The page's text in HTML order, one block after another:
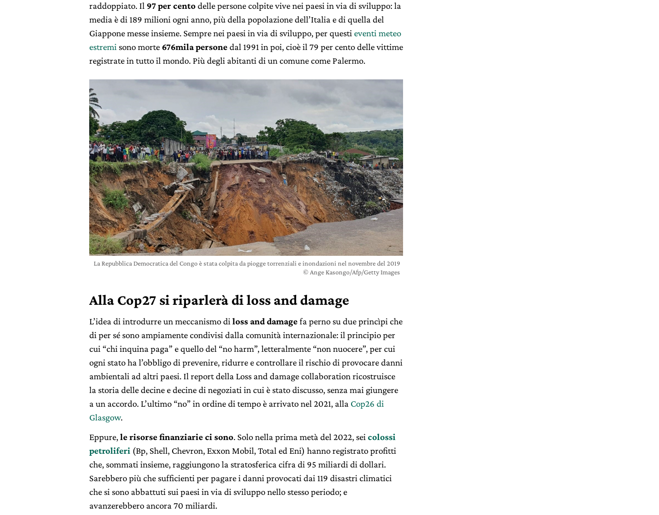
raddoppiato. Il 97 per centodelle persone colpite vive nei paesi in via di sviluppo: la
media è di 189 milioni ogni anno, più della popolazione dell’Italia e di quella del
Giappone messe insieme. Sempre nei paesi in via di sviluppo, per questi eventi meteo
estremi sono morte 676mila personedal 1991 in poi, cioè il 79 per cento delle vittime
registrate in tutto il mondo. Più degli abitanti di un comune come Palermo.
La Repubblica Democratica del Congo è stata colpita da piogge torrenziali e inondazioni nel novembre del 2019
© Ange Kasongo/Afp/Getty Images
Alla Cop27 si riparlerà di loss and damage
L’idea di introdurre un meccanismo di loss and damagefa perno su due princìpi che
di per sé sono ampiamente condivisi dalla comunità internazionale: il principio per
cui “chi inquina paga” e quello del “no harm”, letteralmente “non nuocere”, per cui
ogni stato ha l’obbligo di prevenire, ridurre e controllare il rischio di provocare danni
ambientali ad altri paesi. Il report della Loss and damage collaboration ricostruisce
la storia delle decine e decine di negoziati in cui è stato discusso, senza mai giungere
a un accordo. L’ultimo “no” in ordine di tempo è arrivato nel 2021, alla Cop26 di
Glasgow.
Eppure,le risorse finanziarie ci sono. Solo nella prima metà del 2022, sei colossi
petroliferi (Bp, Shell, Chevron, Exxon Mobil, Total ed Eni) hanno registrato profitti
che, sommati insieme, raggiungono la stratosferica cifra di 95 miliardi di dollari.
Sarebbero più che sufficienti per pagare i danni provocati dai 119 disastri climatici
che si sono abbattuti sui paesi in via di sviluppo nello stesso periodo; e
avanzerebbero ancora 70 miliardi.